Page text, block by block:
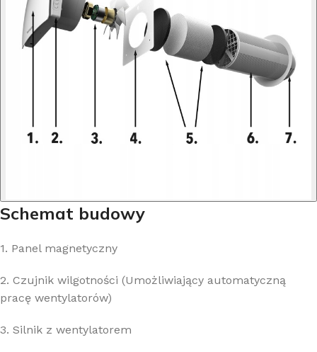
Schemat budowy
1. Panel magnetyczny
2. Czujnik wilgotności (Umożliwiający automatyczną
pracę wentylatorów)
3. Silnik z wentylatorem